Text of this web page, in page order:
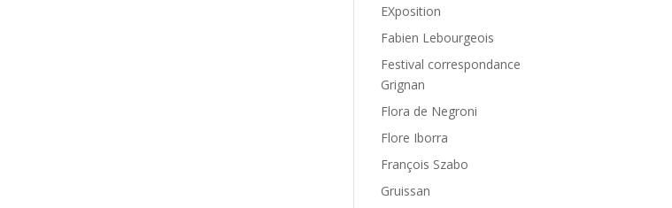
EXposition
Fabien Lebourgeois
Festival correspondance
Grignan
Flora de Negroni
Flore Iborra
François Szabo
Gruissan